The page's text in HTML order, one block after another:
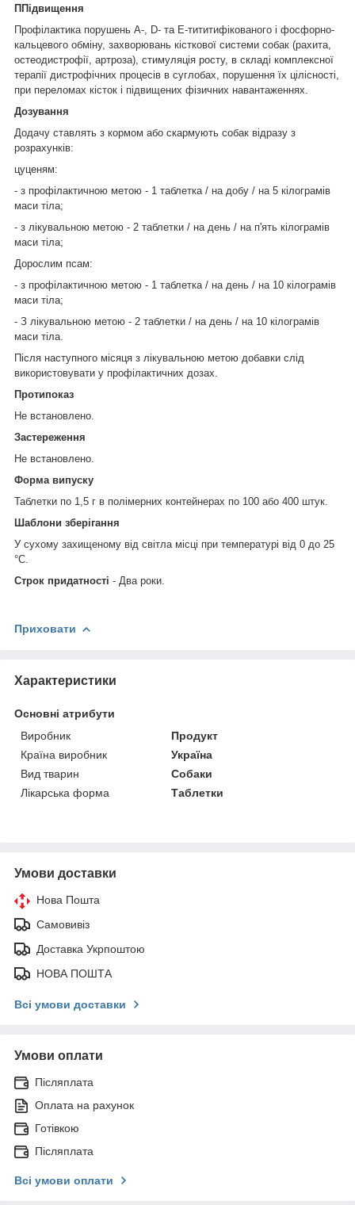
П Підвищення
Профілактика порушень А-, D- та E-тититифікованого і фосфорно-
кальцевого обміну, захворювань кісткової системи собак (рахита,
остеодистрофії, артроза), стимуляція росту, в складі комплексної
терапії дистрофічних процесів в суглобах, порушення їх цілісності,
при переломах кісток і підвищених фізичних навантаженнях.
Дозування
Додачу ставлять з кормом або скармують собак відразу з
розрахунків:
цуценям:
- з профілактичною метою - 1 таблетка / на добу / на 5 кілограмів
маси тіла;
- з лікувальною метою - 2 таблетки / на день / на п'ять кілограмів
маси тіла;
Дорослим псам:
- з профілактичною метою - 1 таблетка / на день / на 10 кілограмів
маси тіла;
- З лікувальною метою - 2 таблетки / на день / на 10 кілограмів
маси тіла.
Після наступного місяця з лікувальною метою добавки слід
використовувати у профілактичних дозах.
Протипоказ
Не встановлено.
Застереження
Не встановлено.
Форма випуску
Таблетки по 1,5 г в полімерних контейнерах по 100 або 400 штук.
Шаблони зберігання
У сухому захищеному від світла місці при температурі від 0 до 25
°С.
Строк придатності - Два роки.
Приховати
Характеристики
Основні атрибути
Виробник
Продукт
Країна виробник
Україна
Вид тварин
Собаки
Лікарська форма
Таблетки
Умови доставки
Нова Пошта
Самовивіз
Доставка Укрпоштою
НОВА ПОШТА
Всі умови доставки
Умови оплати
Післяплата
Оплата на рахунок
Готівкою
Післяплата
Всі умови оплати